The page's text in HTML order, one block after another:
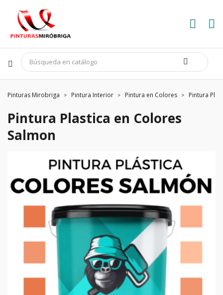
Pinturas Mirobriga Pintura Interior Pintura en Colores Pintura
Pintura Plastica en Colores
Salmon